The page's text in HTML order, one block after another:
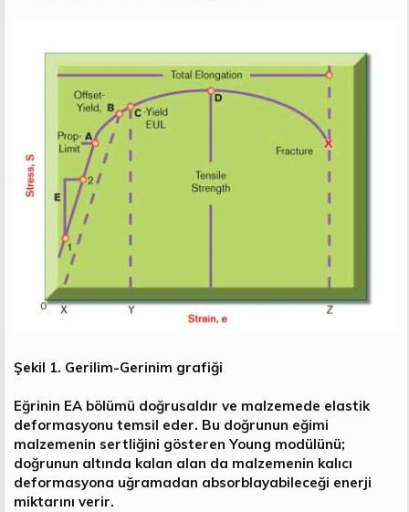
Şekil 1. Gerilim-Gerinim grafiği
Eğrinin EA bölümü doğrusaldır ve malzemede elastik
deformasyonu temsil eder. Bu doğrunun eğimi
malzemenin sertliğini gösteren Young modülünü;
doğrunun altında kalan alan da malzemenin kalıcı
deformasyona uğramadan absorblayabileceği enerji
miktarını verir.